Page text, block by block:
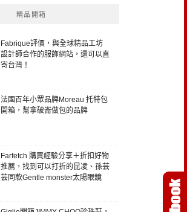
精品開箱
Fabrique評價，與全球精品工坊
設計師合作的服飾網站，還可以直
寄台灣！
法國百年小眾品牌Moreau 托特包
開箱，幫拿破崙做包的品牌
Farfetch 購買經驗分享＋折扣好物
推薦，找到可以打折的昆凌、孫芸
芸同款Gentle monster太陽眼鏡